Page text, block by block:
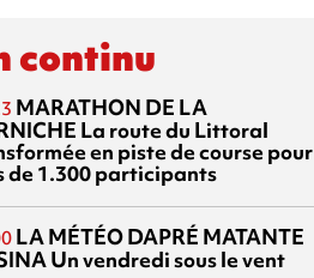
continu
MARATHON DE LA
La route du Littoral
en piste de course pour
de 1.300 participants
LA MÉTÉO DAPRÉ MATANTE
Un vendredi sous le vent